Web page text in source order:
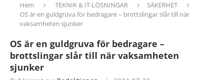
Hem TEKNIK & IT-LÖSNINGAR
SÄKERHET
OS är en guldgruva för bedragare – brottslingar slår till när
vaksamheten sjunker
OS är en guldgruva för bedragare –
brottslingar slår till när vaksamheten
sjunker